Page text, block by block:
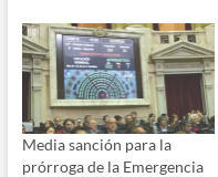
Media sanción para la
prórroga de la Emergencia